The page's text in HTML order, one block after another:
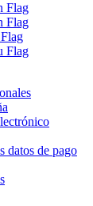
datos de pago